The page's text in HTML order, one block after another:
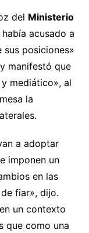
del Ministerio
acusado a
sus posiciones»
manifestó que
mediático», al
la
a adoptar
imponen un
en las
fiar», dijo.
un contexto
que como una